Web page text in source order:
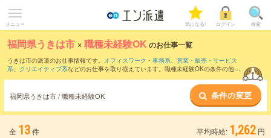
メニュー 気になる! ログイン 検索
福岡県うきは市 ×職種未経験OK のお仕事一覧
うきは市の派遣のお仕事情報です。 オフィスワーク・事務系、 営業・販売・サービス
系、 クリエイティブ系などのお仕事を取り揃えています。職種未経験OKの条件の他
福岡県うきは市 / 職種未経験OK 条件の変更
全 13件 平均時給: 1,262 円